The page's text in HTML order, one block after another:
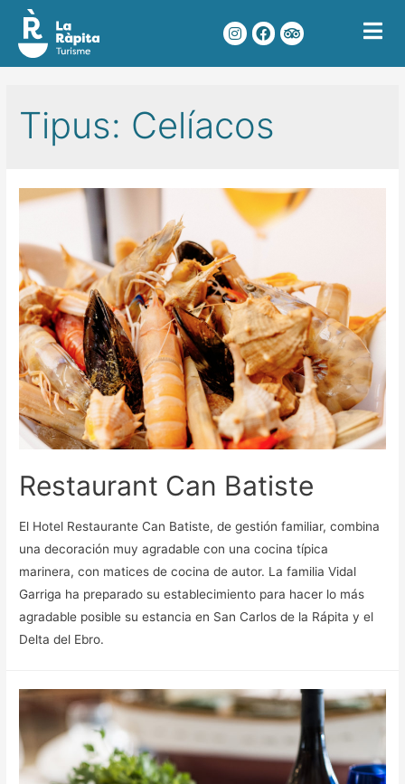
Tipus: Celíacos
Restaurant Can Batiste
El Hotel Restaurante Can Batiste, de gestión familiar, combina
una decoración muy agradable con una cocina típica
marinera, con matices de cocina de autor. La familia Vidal
Garriga ha preparado su establecimiento para hacer lo más
agradable posible su estancia en San Carlos de la Rápita y el
Delta del Ebro.